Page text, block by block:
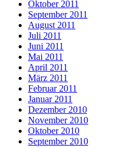
Oktober 2011
September 2011
August 2011
Juli 2011
Juni 2011
Mai 2011
April 2011
März 2011
Februar 2011
Januar 2011
Dezember 2010
November 2010
Oktober 2010
September 2010